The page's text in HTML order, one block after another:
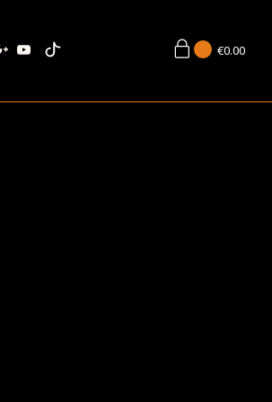
€0.00